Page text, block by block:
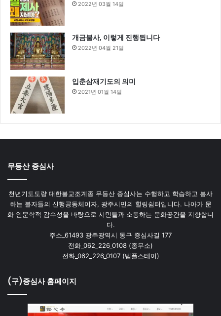
2022년 03월 14일
개금불사, 이렇게 진행됩니다
2022년 04월 21일
입춘삼재기도의 의미
2021년 01월 14일
무등산 증심사
천년기도도량 대한불교조계종 무등산 증심사는 수행하고 학습하고 봉사
하는 불자들의 신행공동체이자, 광주시민의 힐링쉼터입니다. 나아가 문
화 인문학적 감수성을 바탕으로 시민들과 소통하는 문화공간을 지향합니
다.
주소_61493 광주광역시 동구 증심사길 177
전화_062_226_0108 (종무소)
전화_062_226_0107 (템플스테이)
(구)증심사 홈페이지